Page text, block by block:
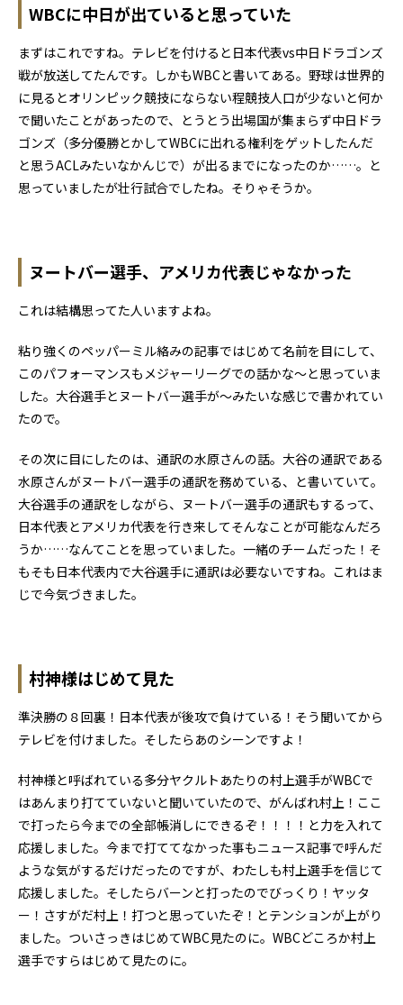
WBCに中日が出ていると思っていた
まずはこれですね。テレビを付けると日本代表vs中日ドラゴンズ
戦が放送してたんです。しかもWBCと書いてある。野球は世界的
に見るとオリンピック競技にならない程競技人口が少ないと何か
で聞いたことがあったので、とうとう出場国が集まらず中日ドラ
ゴンズ（多分優勝とかしてWBCに出れる権利をゲットしたんだ
と思うACLみたいなかんじで）が出るまでになったのか……。と
思っていましたが壮行試合でしたね。そりゃそうか。
ヌートバー選手、アメリカ代表じゃなかった
これは結構思ってた人いますよね。
粘り強くのペッパーミル絡みの記事ではじめて名前を目にして、
このパフォーマンスもメジャーリーグでの話かな〜と思っていま
した。大谷選手とヌートバー選手が〜みたいな感じで書かれてい
たので。
その次に目にしたのは、通訳の水原さんの話。大谷の通訳である
水原さんがヌートバー選手の通訳を務めている、と書いていて。
大谷選手の通訳をしながら、ヌートバー選手の通訳もするって、
日本代表とアメリカ代表を行き来してそんなことが可能なんだろ
うか……なんてことを思っていました。一緒のチームだった！そ
もそも日本代表内で大谷選手に通訳は必要ないですね。これはま
じで今気づきました。
村神様はじめて見た
準決勝の８回裏！日本代表が後攻で負けている！そう聞いてから
テレビを付けました。そしたらあのシーンですよ！
村神様と呼ばれている多分ヤクルトあたりの村上選手がWBCで
はあんまり打てていないと聞いていたので、がんばれ村上！ここ
で打ったら今までの全部帳消しにできるぞ！！！！と力を入れて
応援しました。今まで打ててなかった事もニュース記事で呼んだ
ような気がするだけだったのですが、わたしも村上選手を信じて
応援しました。そしたらバーンと打ったのでびっくり！ヤッタ
ー！さすがだ村上！打つと思っていたぞ！とテンションが上がり
ました。ついさっきはじめてWBC見たのに。WBCどころか村上
選手ですらはじめて見たのに。